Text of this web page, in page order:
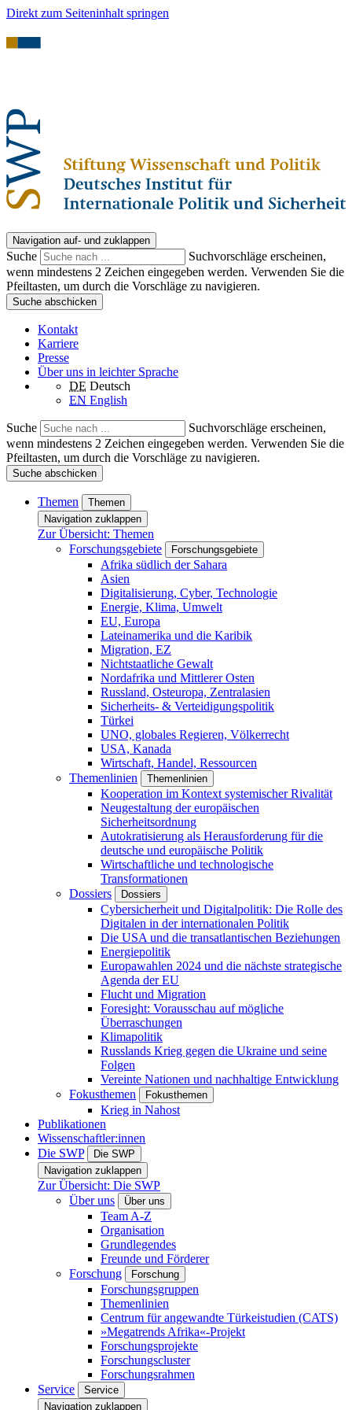
Direkt zum Seiteninhalt springen
Navigation auf- und zuklappen
Suche
Suchvorschläge erscheinen,
wenn mindestens 2 Zeichen eingegeben werden. Verwenden Sie die
Pfeiltasten, um durch die Vorschläge zu navigieren.
Suche abschicken
Kontakt
Karriere
Presse
Über uns in leichter Sprache
DE Deutsch
EN English
Suche
Suchvorschläge erscheinen,
wenn mindestens 2 Zeichen eingegeben werden. Verwenden Sie die
Pfeiltasten, um durch die Vorschläge zu navigieren.
Suche abschicken
Themen
Themen
Navigation zuklappen
Zur Übersicht: Themen
Forschungsgebiete
Forschungsgebiete
Afrika südlich der Sahara
Asien
Digitalisierung, Cyber, Technologie
Energie, Klima, Umwelt
EU, Europa
Lateinamerika und die Karibik
Migration, EZ
Nichtstaatliche Gewalt
Nordafrika und Mittlerer Osten
Russland, Osteuropa, Zentralasien
Sicherheits- & Verteidigungspolitik
Türkei
UNO, globales Regieren, Völkerrecht
USA, Kanada
Wirtschaft, Handel, Ressourcen
Themenlinien
Themenlinien
Kooperation im Kontext systemischer Rivalität
Neugestaltung der europäischen
Sicherheitsordnung
Autokratisierung als Herausforderung für die
deutsche und europäische Politik
Wirtschaftliche und technologische
Transformationen
Dossiers
Dossiers
Cybersicherheit und Digitalpolitik: Die Rolle des
Digitalen in der internationalen Politik
Die USA und die transatlantischen Beziehungen
Energiepolitik
Europawahlen 2024 und die nächste strategische
Agenda der EU
Flucht und Migration
Foresight: Vorausschau auf mögliche
Überraschungen
Klimapolitik
Russlands Krieg gegen die Ukraine und seine
Folgen
Vereinte Nationen und nachhaltige Entwicklung
Fokusthemen
Fokusthemen
Krieg in Nahost
Publikationen
Wissenschaftler:innen
Die SWP
Die SWP
Navigation zuklappen
Zur Übersicht: Die SWP
Über uns
Über uns
Team A-Z
Organisation
Grundlegendes
Freunde und Förderer
Forschung
Forschung
Forschungsgruppen
Themenlinien
Centrum für angewandte Türkeistudien (CATS)
»Megatrends Afrika«-Projekt
Forschungsprojekte
Forschungscluster
Forschungsrahmen
Service
Service
Navigation zuklappen